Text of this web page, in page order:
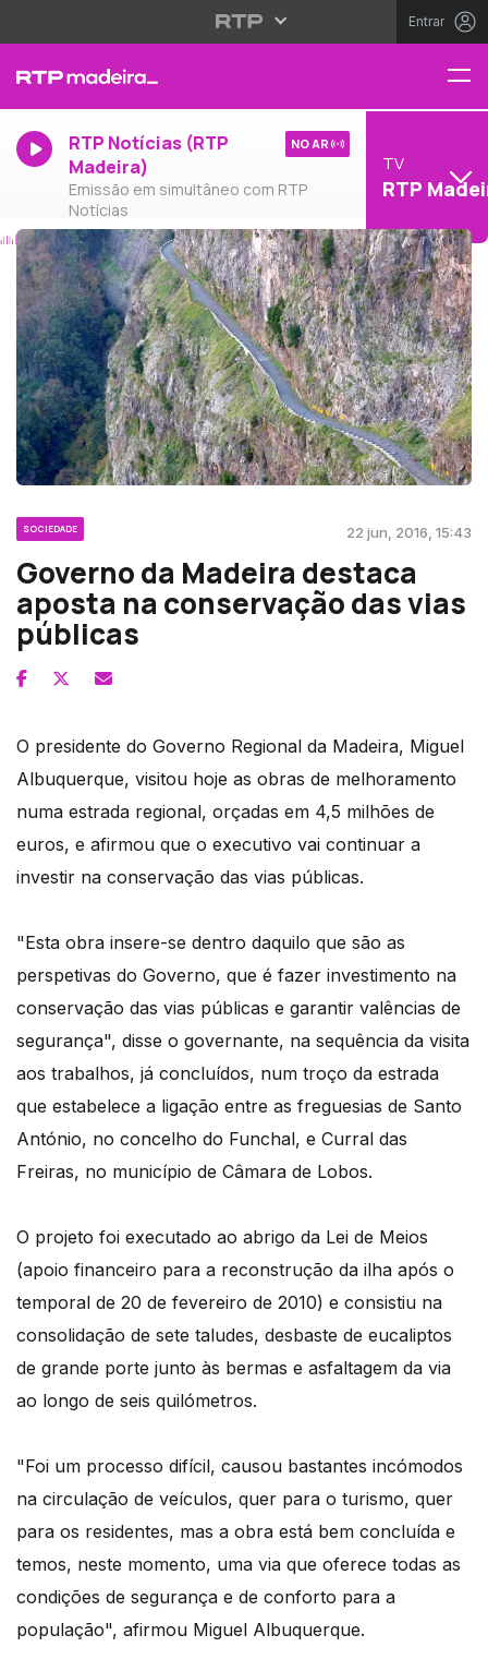
Entrar
RTP Notícias (RTP
Madeira)
Emissão em simultâneo com RTP
Notícias
NO AR
TV
RTP
SOCIEDADE 22 jun, 2016, 15:43
Governo da Madeira destaca
aposta na conservação das vias
públicas
O presidente do Governo Regional da Madeira, Miguel
Albuquerque, visitou hoje as obras de melhoramento
numa estrada regional, orçadas em 4,5 milhões de
euros, e afirmou que o executivo vai continuar a
investir na conservação das vias públicas.
"Esta obra insere-se dentro daquilo que são as
perspetivas do Governo, que é fazer investimento na
conservação das vias públicas e garantir valências de
segurança", disse o governante, na sequência da visita
aos trabalhos, já concluídos, num troço da estrada
que estabelece a ligação entre as freguesias de Santo
António, no concelho do Funchal, e Curral das
Freiras, no município de Câmara de Lobos.
O projeto foi executado ao abrigo da Lei de Meios
(apoio financeiro para a reconstrução da ilha após o
temporal de 20 de fevereiro de 2010) e consistiu na
consolidação de sete taludes, desbaste de eucaliptos
de grande porte junto às bermas e asfaltagem da via
ao longo de seis quilómetros.
"Foi um processo difícil, causou bastantes incómodos
na circulação de veículos, quer para o turismo, quer
para os residentes, mas a obra está bem concluída e
temos, neste momento, uma via que oferece todas as
condições de segurança e de conforto para a
população", afirmou Miguel Albuquerque.